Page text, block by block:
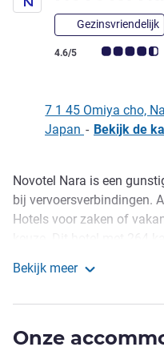
Gezinsvriendelijk
Avis-klantbeoordeling
4.6/5
7 1 45 Omiya cho,
Japan - Bekijk de
Omschrijving
Novotel Nara is een
bij vervoersverbindingen.
Hotels voor zaken of
Executive Lounge met
Novotel Nara alle vakjes
Bekijk meer
Onze